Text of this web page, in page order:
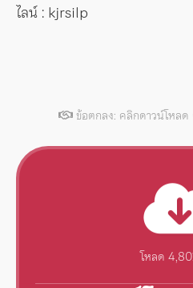
ไลน์ : kjrsilp
ข้อตกลง: คลิกดาวน์โหล
โหลด